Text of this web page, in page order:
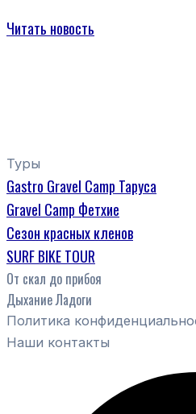
Читать новость
Туры
Gastro Gravel Camp Таруса
Gravel Camp Фетхие
Сезон красных кленов
SURF BIKE TOUR
От скал до прибоя
Дыхание Ладоги
Политика
Наши контакты